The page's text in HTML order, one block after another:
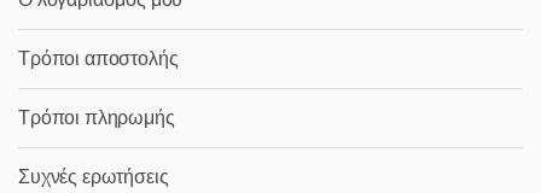
Τρόποι αποστολής
Τρόποι πληρωμής
Συχνές ερωτήσεις